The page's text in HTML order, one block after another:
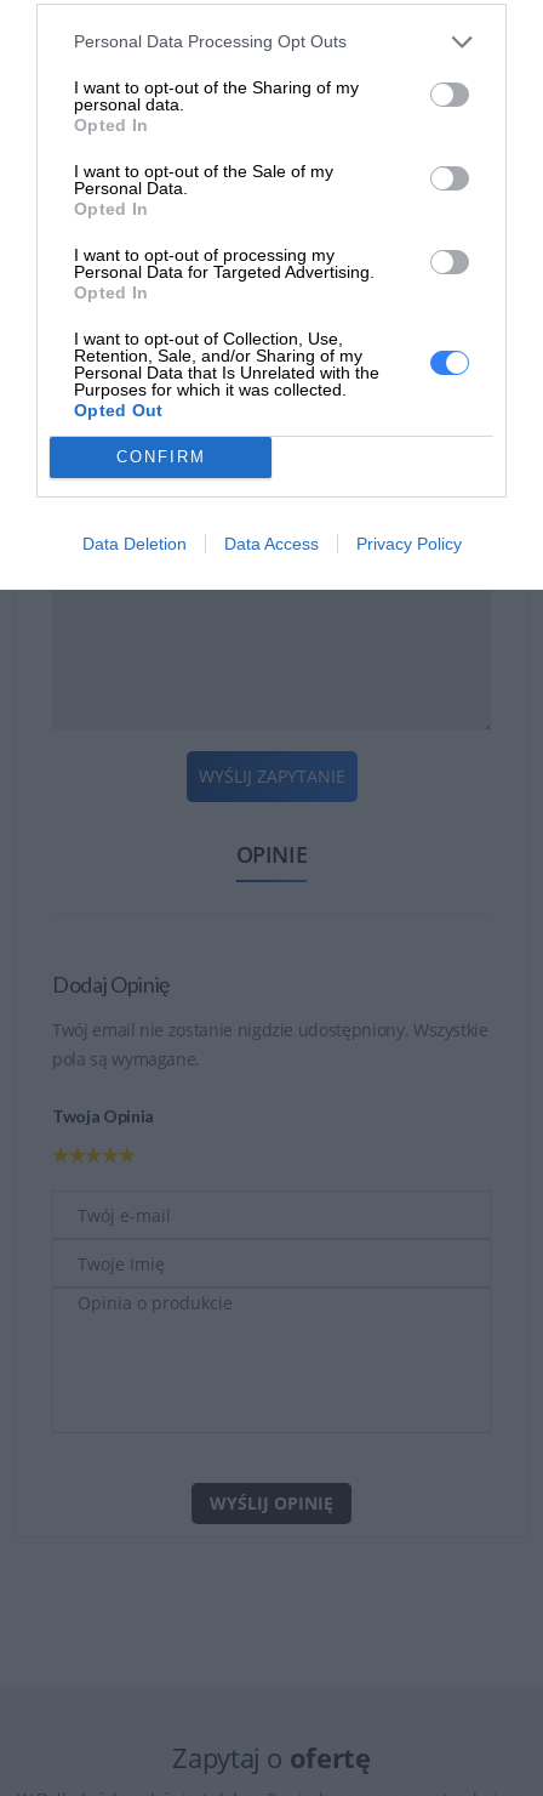
Personal Data Processing Opt Outs
I want to opt-out of the Sharing of my
personal data.
Opted In
I want to opt-out of the Sale of my
Personal Data.
Opted In
I want to opt-out of processing my
Personal Data for Targeted Advertising.
Opted In
I want to opt-out of Collection, Use,
Retention, Sale, and/or Sharing of my
Personal Data that Is Unrelated with the
Purposes for which it was collected.
Opted Out
CONFIRM
Data Deletion Data Access Privacy Policy
zabezpieczenia jak dostęp do szyfrowania TPM z
możliwością rozpoznawania naruszenia integralności
systemu, a także w rozwiązania pozwalające na
bezpiecznie przechowywanie kluczy szyfrowania,
ze wszystkimi najważniejszymi rozwiązaniami do
wirtualizacji, w tym z Citrix XenDesktop, Microsoft RDS i
VMware Horizon.
W zależności od konfiguracji terminale Dell Wyse
lub Windows i oferują możliwość podłączenia wielu
https://dell.com
Pomoc
techniczna
https://www.dell.com/support/
ZAPYTAJ O PRODUKT
Zapytanie o "Terminal DELL Wyse 5070 Thin Client
J5005 4GB 16GB WiFi Wyse ThinOS 3YCAR"
WYŚLIJ ZAPYTANIE
OPINIE
Dodaj Opinię
Twój email nie zostanie nigdzie udostępniony. Wszystkie
pola są wymagane.
Twoja Opinia
WYŚLIJ OPINIĘ
Zapytaj o ofertę